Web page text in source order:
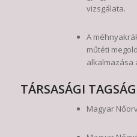
vizsgálata.
A
műtéti
alkalmazása
TÁRSASÁGI
Magyar